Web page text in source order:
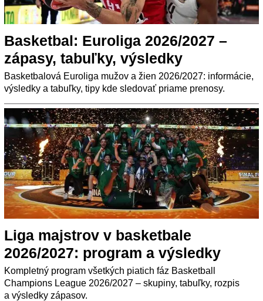
Basketbal: Euroliga 2026/2027 –
zápasy, tabuľky, výsledky
Basketbalová Euroliga mužov a žien 2026/2027: informácie,
výsledky a tabuľky, tipy kde sledovať priame prenosy.
Liga majstrov v basketbale
2026/2027: program a výsledky
Kompletný program všetkých piatich fáz Basketball
Champions League 2026/2027 – skupiny, tabuľky, rozpis
a výsledky zápasov.